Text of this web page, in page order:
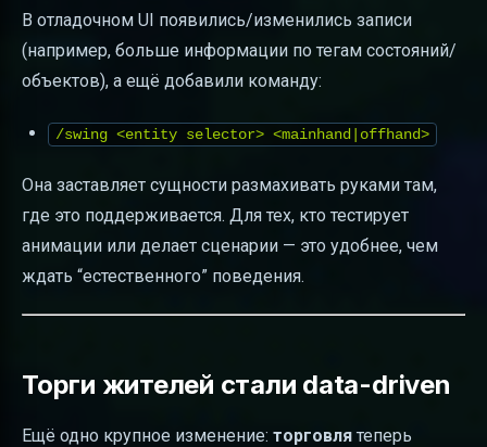
В отладочном UI появились/изменились записи
(например, больше информации по тегам состояний/
объектов), а ещё добавили команду:
/swing <entity selector> <mainhand|offhand>
Она заставляет сущности размахивать руками там,
где это поддерживается. Для тех, кто тестирует
анимации или делает сценарии — это удобнее, чем
ждать “естественного” поведения.
Торги жителей стали data-driven
Ещё одно крупное изменение: торговля теперь